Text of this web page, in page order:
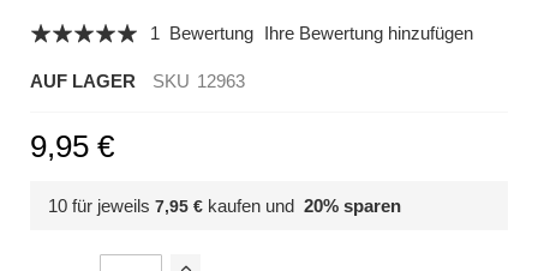
Bewertung:
1 Bewertung Ihre Bewertung hinzufügen
AUF LAGER SKU 12963
9,95 €
10 für jeweils 7,95 € kaufen und 20% sparen